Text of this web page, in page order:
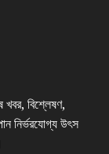
খবর, বিশ্লেষণ,
নির্ভরযোগ্য উৎস